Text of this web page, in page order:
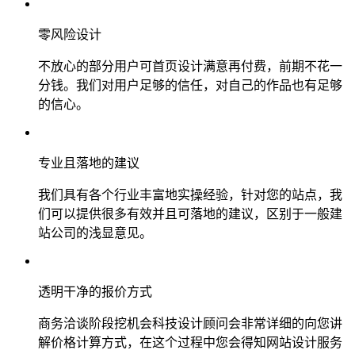
零风险设计
不放心的部分用户可首页设计满意再付费，前期不花一
分钱。我们对用户足够的信任，对自己的作品也有足够
的信心。
专业且落地的建议
我们具有各个行业丰富地实操经验，针对您的站点，我
们可以提供很多有效并且可落地的建议，区别于一般建
站公司的浅显意见。
透明干净的报价方式
商务洽谈阶段挖机会科技设计顾问会非常详细的向您讲
解价格计算方式，在这个过程中您会得知网站设计服务